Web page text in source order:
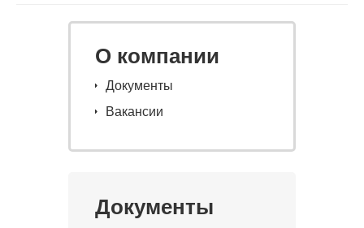
О компании
Документы
Вакансии
Документы